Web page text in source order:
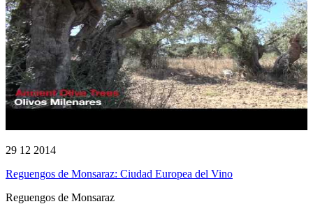
29 12 2014
Reguengos de Monsaraz: Ciudad Europea del Vino
Reguengos de Monsaraz